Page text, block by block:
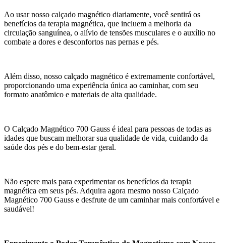
Ao usar nosso calçado magnético diariamente, você sentirá os
benefícios da terapia magnética, que incluem a melhoria da
circulação sanguínea, o alívio de tensões musculares e o auxílio no
combate a dores e desconfortos nas pernas e pés.
Além disso, nosso calçado magnético é extremamente confortável,
proporcionando uma experiência única ao caminhar, com seu
formato anatômico e materiais de alta qualidade.
O Calçado Magnético 700 Gauss é ideal para pessoas de todas as
idades que buscam melhorar sua qualidade de vida, cuidando da
saúde dos pés e do bem-estar geral.
Não espere mais para experimentar os benefícios da terapia
magnética em seus pés. Adquira agora mesmo nosso Calçado
Magnético 700 Gauss e desfrute de um caminhar mais confortável e
saudável!